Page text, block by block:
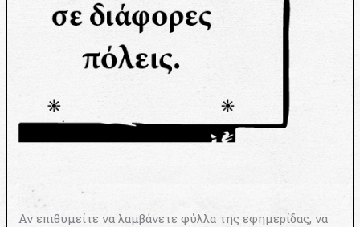
Αν επιθυμείτε να λαμβάνετε φύλλα της εφημερίδας, να